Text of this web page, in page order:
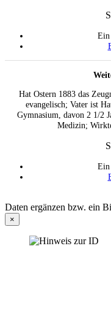
Ein
Hat Ostern 1883 das
evangelisch; Vater ist
Gymnasium, davon 2 1/2
Medizin;
Ein
Daten ergänzen bzw. ein
×